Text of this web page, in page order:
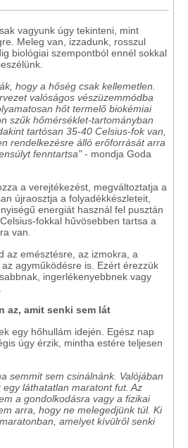
vagyunk úgy tekinteni, mint
Meleg van, izzadunk, rosszul
biológiai szempontból ennél sokkal
hogy a hőség csak kellemetlen.
valóságos vészüzemmódba
hőt termelő biokémiai
szűk hőmérséklet-tartományban
tartósan 35-40 Celsius-fok van,
rendelkezésre álló erőforrását arra
fenntartsa"- mondja Goda
a verejtékezést, megváltoztatja a
újraosztja a folyadékkészleteit,
energiát használ fel pusztán
fokkal hűvösebben tartsa a
van.
az emésztésre, az izmokra, a
agyműködésre is. Ezért érezzük
ingerlékenyebbnek vagy
az, amit senki sem lát
egy hőhullám idején. Egész nap
úgy érzik, mintha estére teljesen
semmit sem csinálnánk. Valójában
láthatatlan maratont fut. Az
a gondolkodásra vagy a fizikai
arra, hogy ne melegedjünk túl. Ki
amelyet kívülről senki